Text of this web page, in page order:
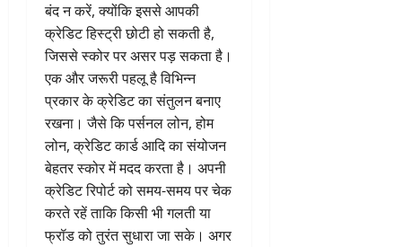
बंद न करें, क्योंकि इससे आपकी
क्रेडिट हिस्ट्री छोटी हो सकती है,
जिससे स्कोर पर असर पड़ सकता है।
एक और जरूरी पहलू है विभिन्न
प्रकार के क्रेडिट का संतुलन बनाए
रखना। जैसे कि पर्सनल लोन, होम
लोन, क्रेडिट कार्ड आदि का संयोजन
बेहतर स्कोर में मदद करता है। अपनी
क्रेडिट रिपोर्ट को समय-समय पर चेक
करते रहें ताकि किसी भी गलती या
फ्रॉड को तुरंत सुधारा जा सके। अगर